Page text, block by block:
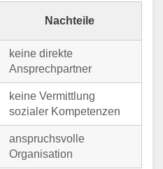
Nachteile
keine direkte
Ansprechpartner
keine Vermittlung
sozialer Kompetenzen
anspruchsvolle
Organisation